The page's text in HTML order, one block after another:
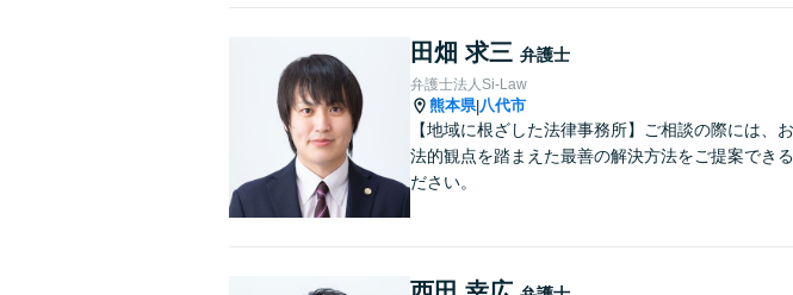
田畑 求三 弁護士
弁護士法人Si-Law
熊本県|八代市
【地域に根ざした法律事務所】ご相談の際には、
法的観点を踏まえた最善の解決方法をご提案でき
ださい。